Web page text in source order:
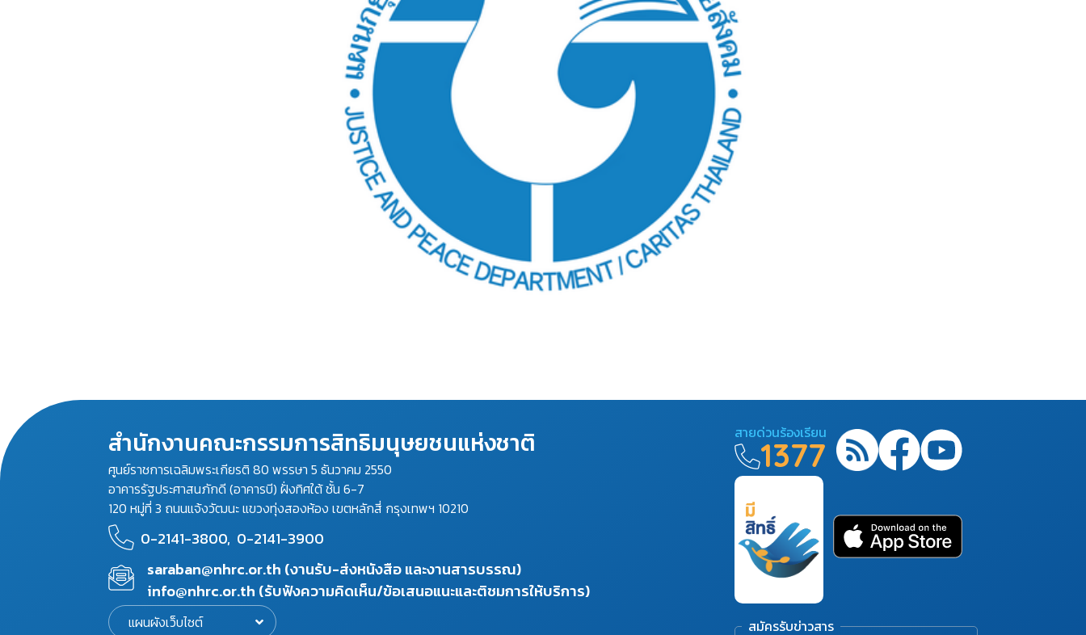
สำนักงานคณะกรรมการสิทธิมนุษยชนแห่งชาติ
ศูนย์ราชการเฉลิมพระเกียรติ 80 พรรษา 5 ธันวาคม 2550
อาคารรัฐประศาสนภักดี (อาคารบี) ฝั่งทิศใต้ ชั้น 6-7
120 หมู่ที่ 3 ถนนแจ้งวัฒนะ แขวงทุ่งสองห้อง เขตหลักสี่ กรุงเทพฯ 10210
0-2141-3800, 0-2141-3900
saraban@nhrc.or.th (งานรับ-ส่งหนังสือ และงานสารบรรณ)
info@nhrc.or.th (รับฟังความคิดเห็น/ข้อเสนอแนะและติชมการให้บริการ)
แผนผังเว็บไซต์
สายด่วนร้องเรียน
1377
สมัครรับข่าวสาร